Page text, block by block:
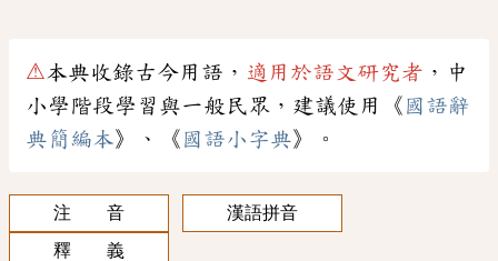
⚠本典收錄古今用語， 適用於語文研究者 ，中
小學階段學習與一般民眾，建議使用《 國語辭
典簡編本》、《 國語小字典》。
注 音
漢語拼音
釋 義